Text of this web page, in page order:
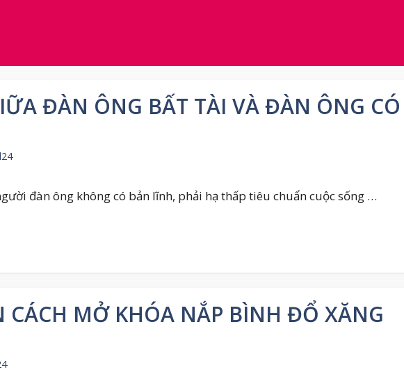
ĐÀN ÔNG BẤT TÀI VÀ ĐÀN ÔNG CÓ
đàn ông không có bản lĩnh, phải hạ thấp tiêu chuẩn cuộc sống …
CÁCH MỞ KHÓA NẮP BÌNH ĐỔ XĂNG